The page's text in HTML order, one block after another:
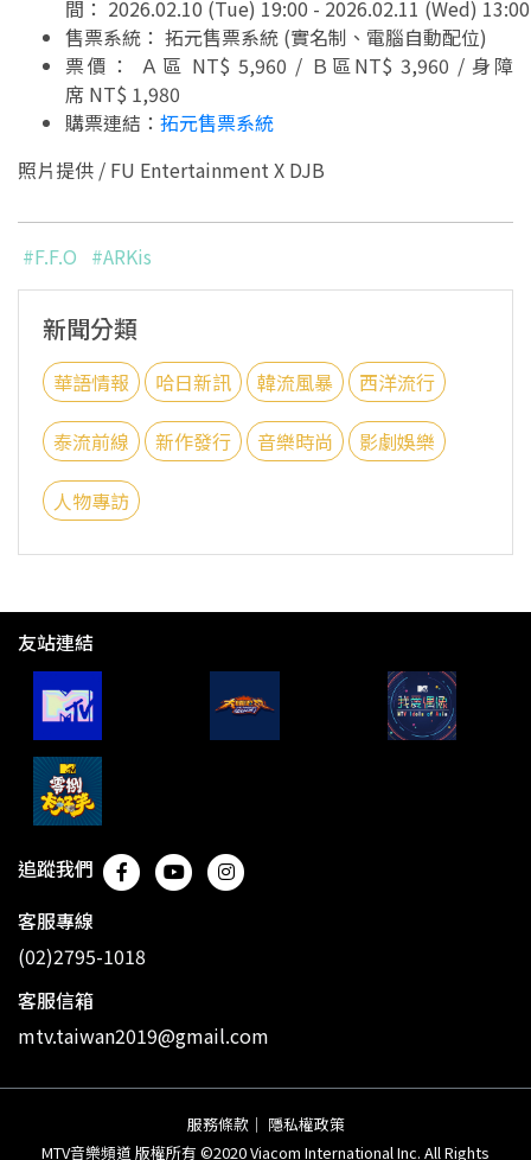
間： 2026.02.10 (Tue) 19:00 - 2026.02.11 (Wed) 13:00
售票系統： 拓元售票系統 (實名制、電腦自動配位)
票價： Ａ區 NT$ 5,960 / Ｂ區NT$ 3,960 / 身障
席 NT$ 1,980
購票連結： 拓元售票系統
照片提供 / FU Entertainment X DJB
#F.F.O #ARKis
新聞分類
華語情報 哈日新訊 韓流風暴 西洋流行
泰流前線 新作發行 音樂時尚 影劇娛樂
人物專訪
友站連結
追蹤我們
客服專線
(02)2795-1018
客服信箱
mtv.taiwan2019@gmail.com
服務條款 ｜ 隱私權政策
MTV音樂頻道 版權所有 ©2020 Viacom International Inc. All Rights